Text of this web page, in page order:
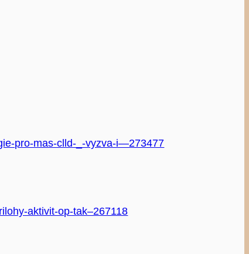
pro-mas-clld-_-vyzva-i—273477
aktivit-op-tak–267118